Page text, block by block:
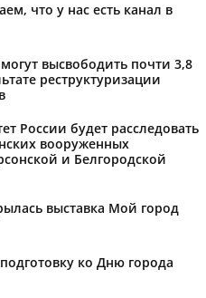
что у нас есть канал в
высвободить почти 3,8
реструктуризации
России будет расследовать
вооруженных
и Белгородской
выставка Мой город
ко Дню города